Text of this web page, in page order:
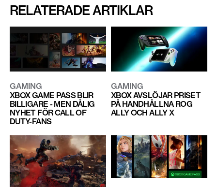
RELATERADE ARTIKLAR
GAMING
XBOX GAME PASS BLIR
BILLIGARE - MEN DÅLIG
NYHET FÖR CALL OF
DUTY-FANS
GAMING
XBOX AVSLÖJAR PRISET
PÅ HANDHÅLLNA ROG
ALLY OCH ALLY X